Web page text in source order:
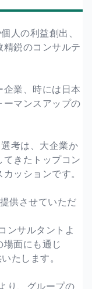
人の利益創出、
鋭のコンサルテ
業、時には日本
ーマンスアップの
考は、大企業か
きたトップコン
ッションです。
供させていただ
ンサルタントよ
面にも通じ
たします。
り、グループの